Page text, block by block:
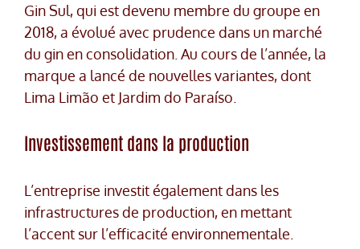
Gin Sul, qui est devenu membre du groupe en
2018, a évolué avec prudence dans un marché
du gin en consolidation. Au cours de l’année, la
marque a lancé de nouvelles variantes, dont
Lima Limão et Jardim do Paraíso.
Investissement dans la production
L’entreprise investit également dans les
infrastructures de production, en mettant
l’accent sur l’efficacité environnementale.